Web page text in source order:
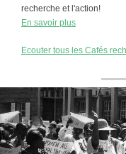
recherche et l'action!
En savoir plus
Ecouter tous les Cafés